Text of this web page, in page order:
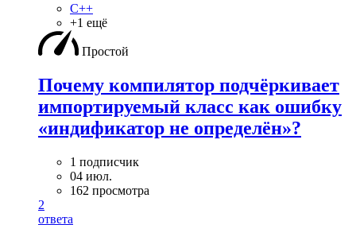
C++
+1 ещё
Простой
Почему компилятор подчёркивает
импортируемый класс как ошибку
«индификатор не определён»?
1 подписчик
04 июл.
162 просмотра
2
ответа